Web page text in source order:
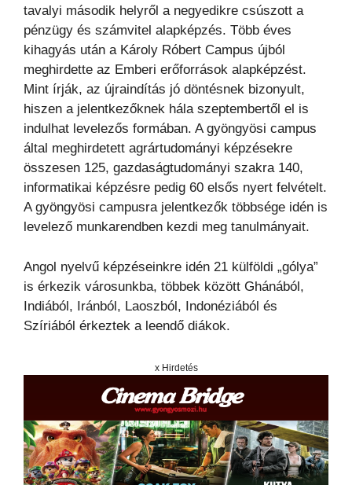
tavalyi második helyről a negyedikre csúszott a
pénzügy és számvitel alapképzés. Több éves
kihagyás után a Károly Róbert Campus újból
meghirdette az Emberi erőforrások alapképzést.
Mint írják, az újraindítás jó döntésnek bizonyult,
hiszen a jelentkezőknek hála szeptembertől el is
indulhat levelezős formában. A gyöngyösi campus
által meghirdetett agrártudományi képzésekre
összesen 125, gazdaságtudományi szakra 140,
informatikai képzésre pedig 60 elsős nyert felvételt.
A gyöngyösi campusra jelentkezők többsége idén is
levelező munkarendben kezdi meg tanulmányait.
Angol nyelvű képzéseinkre idén 21 külföldi „gólya”
is érkezik városunkba, többek között Ghánából,
Indiából, Iránból, Laoszból, Indonéziából és
Szíriából érkeztek a leendő diákok.
x Hirdetés